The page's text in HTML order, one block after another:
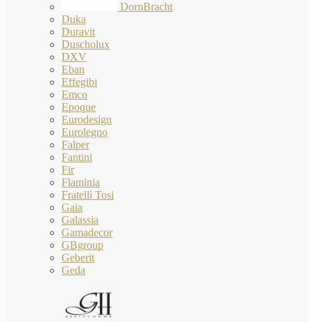
DornBracht
Duka
Duravit
Duscholux
DXV
Eban
Effegibi
Emco
Epoque
Eurodesign
Eurolegno
Falper
Fantini
Fir
Flaminia
Fratelli Tosi
Gaia
Galassia
Gamadecor
GBgroup
Geberit
Geda